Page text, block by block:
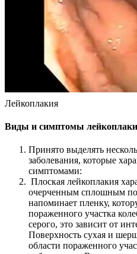
Лейкоплакия
Виды и симптомы
Принято выделять
заболевания, которые
симптомами:
Плоская лейкоплакия
очерченным сплошным
напоминает пленку,
пораженного участка
серого, это зависит от
Поверхность сухая и
области пораженного